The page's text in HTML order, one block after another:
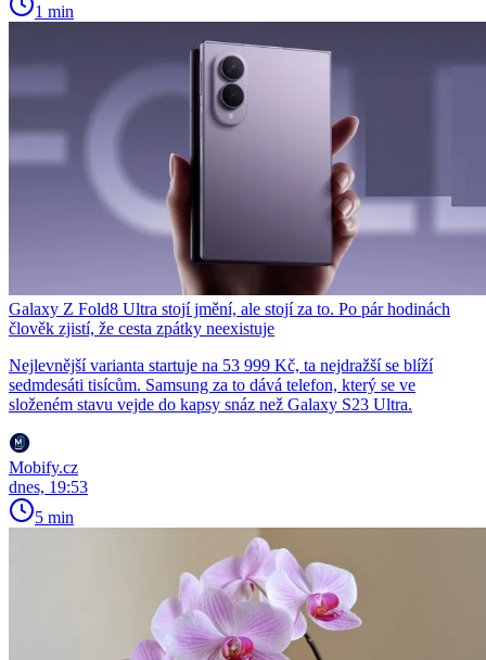
1 min
Galaxy Z Fold8 Ultra stojí jmění, ale stojí za to. Po pár hodinách
člověk zjistí, že cesta zpátky neexistuje
Nejlevnější varianta startuje na 53 999 Kč, ta nejdražší se blíží
sedmdesáti tisícům. Samsung za to dává telefon, který se ve
složeném stavu vejde do kapsy snáz než Galaxy S23 Ultra.
Mobify.cz
dnes, 19:53
5 min